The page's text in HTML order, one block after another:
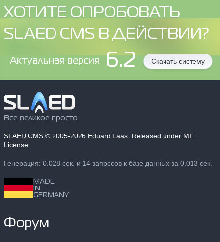
ХОТИТЕ ОПРОБОВАТЬ
SLAED CMS В ДЕЙСТВИИ?
Aктуальная версия 6.2 Скачать систему
Все великое просто
SLAED CMS © 2005-2026 Eduard Laas. Released under MIT
License.
Генерация: 0.028 сек. и 14 запросов к базе данных за 0.013 сек.
MADE
IN
GERMANY
Форум